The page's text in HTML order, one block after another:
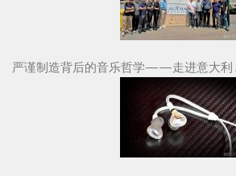
严谨制造背后的音乐哲学——走进意大利